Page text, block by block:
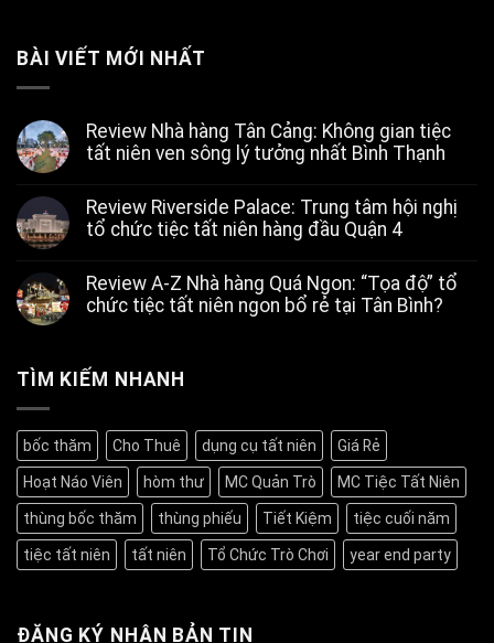
BÀI VIẾT MỚI NHẤT
Review Nhà hàng Tân Cảng: Không gian tiệc
tất niên ven sông lý tưởng nhất Bình Thạnh
bình
luận
ở
hàng
Tân
Cảng:
tất
tưởng
nhất
Bình
Thạnh
Review Riverside Palace: Trung tâm hội nghị
tổ chức tiệc tất niên hàng đầu Quận 4
bình
luận
ở
Trung
tâm
tổ
chức
tiệc
tất
niên
hàng
đầu
Quận
4
Review A-Z Nhà hàng Quá Ngon: “Tọa độ” tổ
chức tiệc tất niên ngon bổ rẻ tại Tân Bình?
luận
ở
Z
Nhà
hàng
Quá
Ngon:
“Tọa
độ”
tổ
chức
tiệc
ngon
bổ
TÌM KIẾM NHANH
bốc thăm Cho Thuê dụng cụ tất niên Giá Rẻ
Hoạt Náo Viên hòm thư MC Quản Trò MC Tiệc Tất Niên
thùng bốc thăm thùng phiếu Tiết Kiệm tiệc cuối năm
tiệc tất niên tất niên Tổ Chức Trò Chơi year end party
ĐĂNG KÝ NHẬN BẢN TIN